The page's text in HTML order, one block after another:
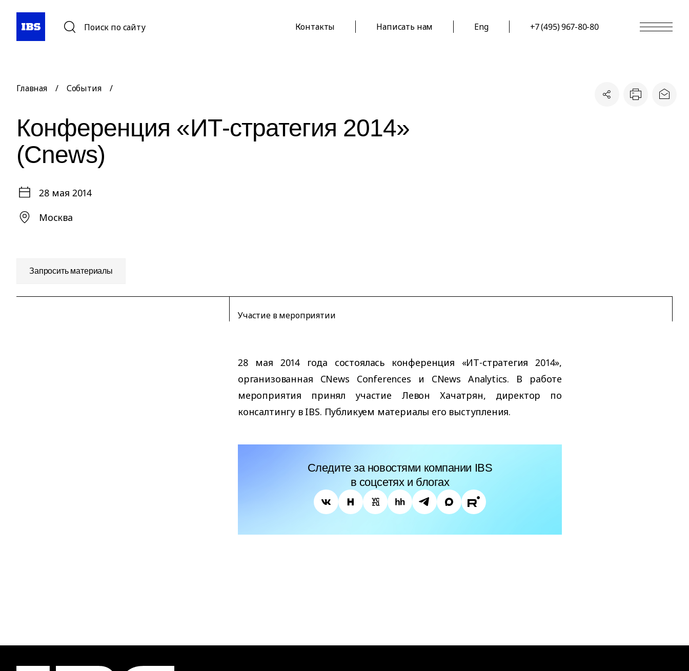
Поиск по сайту Контакты Написать нам Eng +7 (495) 967-80-80
Главная / События /
Конференция «ИТ-стратегия 2014»
(Cnews)
28 мая 2014
Москва
Запросить материалы
Участие в мероприятии
28 мая 2014 года состоялась конференция «ИТ-стратегия 2014»,
организованная CNews Conferences и CNews Analytics. В работе
мероприятия принял участие Левон Хачатрян, директор по
консалтингу в IBS. Публикуем материалы его выступления.
Следите за новостями компании IBS
в соцсетях и блогах